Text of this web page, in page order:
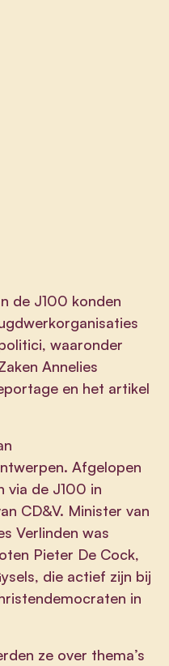
de J100 konden
waaronder
Annelies
en het artikel
Afgelopen
via de J100 in
CD&V. Minister van
Verlinden was
Pieter De Cock,
die actief zijn bij
in
ze over thema’s